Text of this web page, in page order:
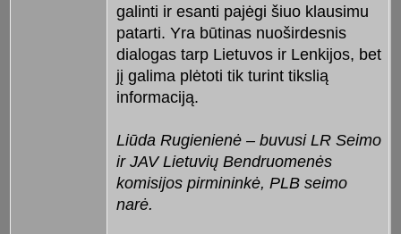
galinti ir esanti pajėgi šiuo klausimu
patarti. Yra būtinas nuoširdesnis
dialogas tarp Lietuvos ir Lenkijos, bet
jį galima plėtoti tik turint tikslią
informaciją.
Liūda Rugienienė – buvusi LR Seimo
ir JAV Lietuvių Bendruomenės
komisijos pirmininkė, PLB seimo
narė.